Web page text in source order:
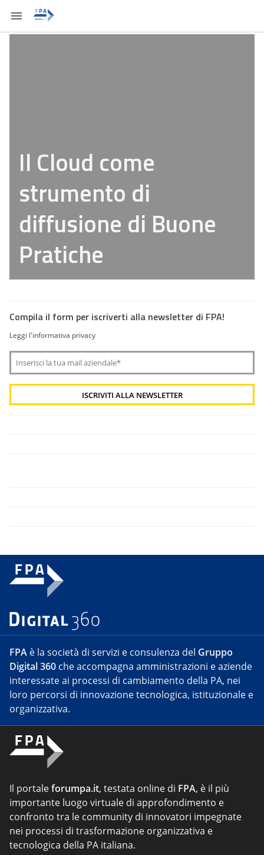
Il Cloud come
strumento di
diffusione di Buone
Pratiche
Compila il form per iscriverti alla newsletter di FPA!
Leggi l'informativa privacy
FPA è la società di servizi e consulenza del Gruppo
Digital 360 che accompagna amministrazioni e aziende
interessate ai processi di cambiamento della PA, nei
loro percorsi di innovazione tecnologica, istituzionale e
organizzativa.
Il portaleforumpa.it, testata online di FPA, è il più
importante luogo virtuale di approfondimento e
confronto tra le community di innovatori impegnate
nei processi di trasformazione organizzativa e
tecnologica della PA italiana.